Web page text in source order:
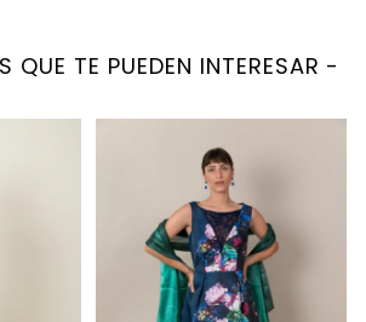
QUE TE PUEDEN INTERESAR